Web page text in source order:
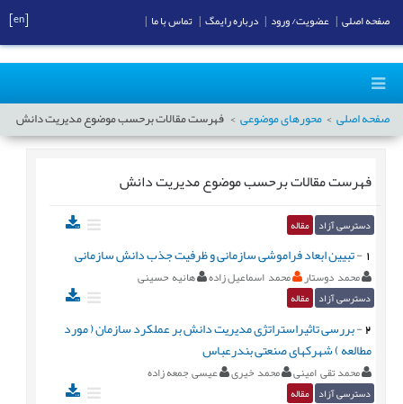
صفحه اصلی محورهای موضوعی فهرست مقالات برحسب موضوعمدیریت دانش
فهرست مقالات برحسب موضوعمدیریت دانش
دسترسی آزاد مقاله
-تبیین ابعاد فراموشی سازمانی و ظرفیت جذب دانش سازمانی
محمد دوستار محمد اسماعیل زاده هانیه حسینی
دسترسی آزاد مقاله
2
-بررسی تاثیراستراتژی مدیریت دانش بر عملکرد سازمان ( مورد
مطالعه ) شهرکهای صنعتی بندرعباس
محمد تقی امینی محمد خیری عیسی جمعه زاده
دسترسی آزاد مقاله
صفحه اصلی عضویت/ ورود درباره رایمگ تماس با ما